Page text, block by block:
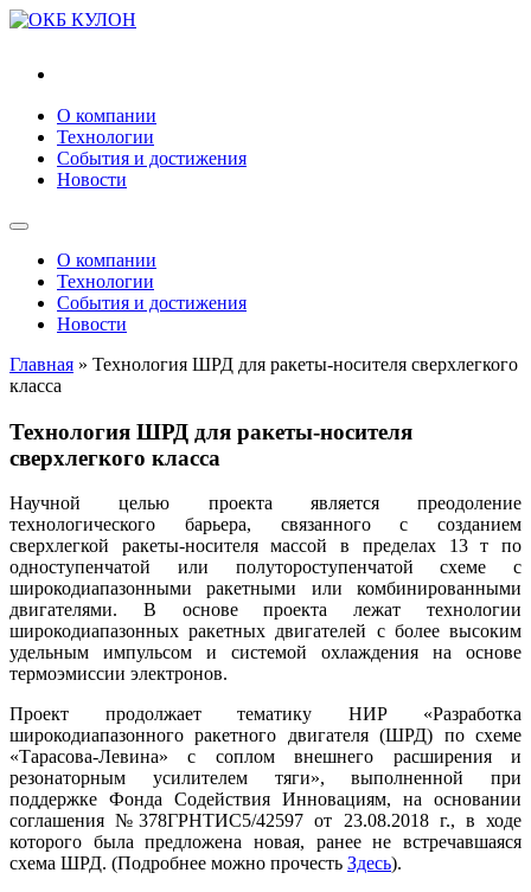
О компании
Технологии
События и достижения
Новости
О компании
Технологии
События и достижения
Новости
Главная » Технология ШРД для ракеты-носителя сверхлегкого
класса
Технология ШРД для ракеты-носителя
сверхлегкого класса
Научной целью проекта является преодоление
технологического барьера, связанного с созданием
сверхлегкой ракеты-носителя массой в пределах 13 т по
одноступенчатой или полутороступенчатой схеме с
широкодиапазонными ракетными или комбинированными
двигателями. В основе проекта лежат технологии
широкодиапазонных ракетных двигателей с более высоким
удельным импульсом и системой охлаждения на основе
термоэмиссии электронов.
Проект продолжает тематику НИР «Разработка
широкодиапазонного ракетного двигателя (ШРД) по схеме
«Тарасова-Левина» с соплом внешнего расширения и
резонаторным усилителем тяги», выполненной при
поддержке Фонда Содействия Инновациям, на основании
соглашения №378ГРНТИС5/42597 от 23.08.2018 г., в ходе
которого была предложена новая, ранее не встречавшаяся
схема ШРД. (Подробнее можно прочесть Здесь).